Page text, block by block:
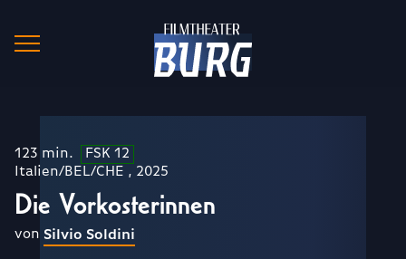
123 min.
FSK 12
Italien/BEL/CHE , 2025
Die Vorkosterinnen
von Silvio Soldini